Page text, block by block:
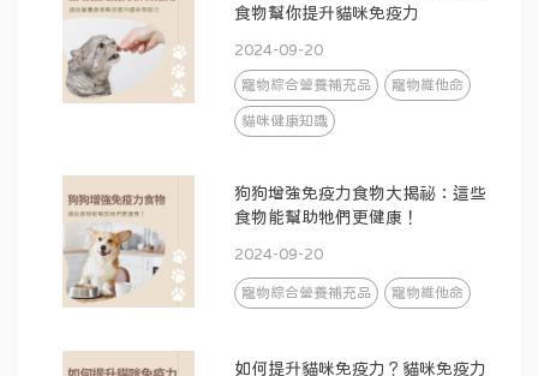
食物幫你提升貓咪免疫力
2024-09-20
寵物綜合營養補充品 寵物維他命
貓咪健康知識
狗狗增強免疫力食物大揭祕：這些
食物能幫助牠們更健康！
2024-09-20
寵物綜合營養補充品 寵物維他命
如何提升貓咪免疫力？貓咪免疫力